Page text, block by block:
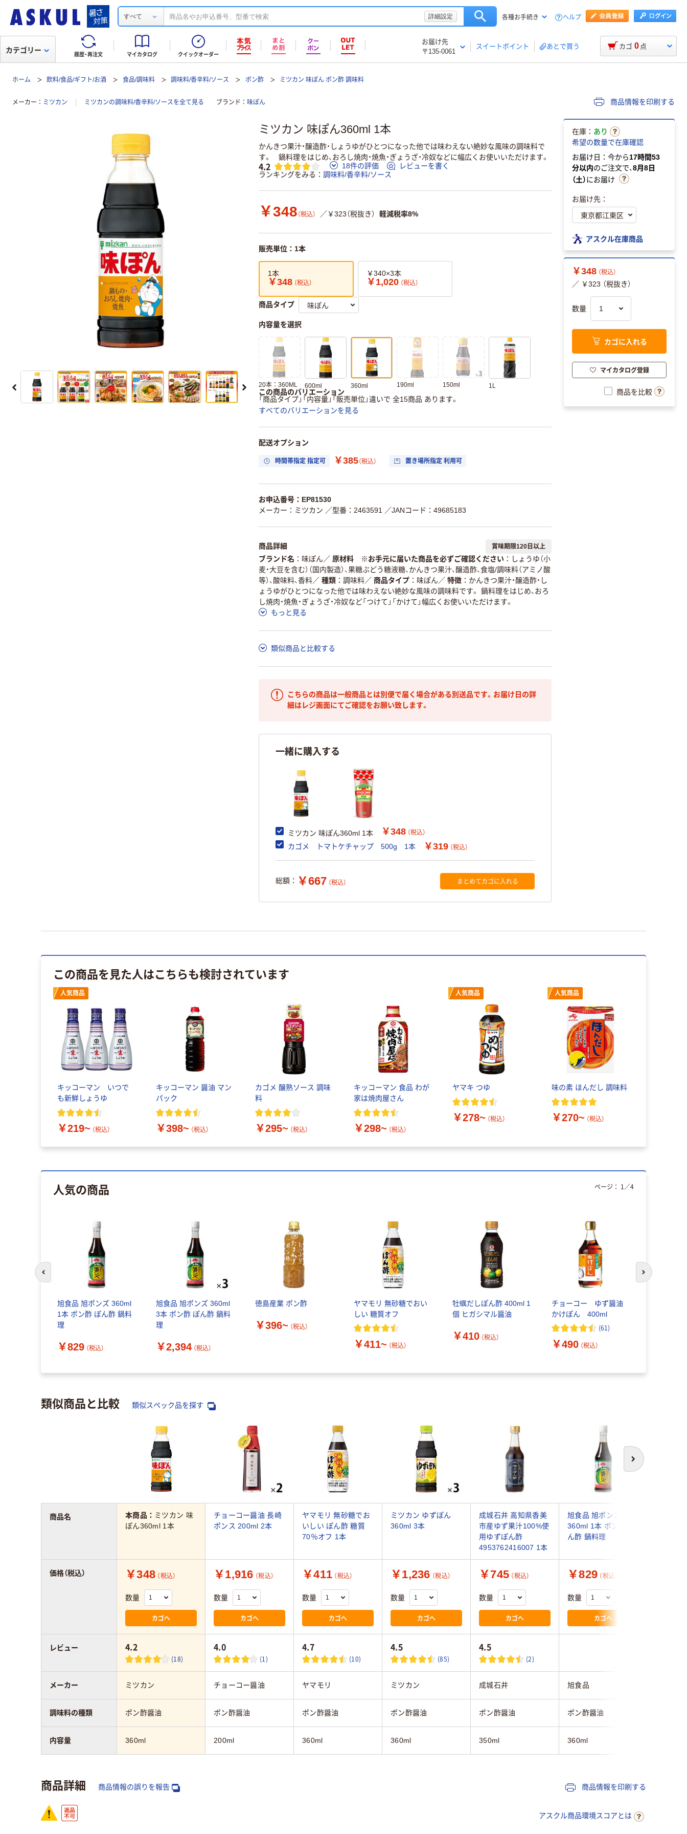
すべて 詳細設定 各種お手続き ヘルプ
履歴・再注文 マイカタログ クイックオーダー
お届け先
〒135-0061
スイートポイント あとで買う
カテゴリー カゴ 0 点
ホーム 飲料/食品/ギフト/お酒 食品/調味料 調味料/香辛料/ソース ポン酢 ミツカン 味ぽん ポン酢 調味料
メーカー ミツカン ミツカンの調味料/香辛料/ソースを全て見る ブランド 味ぽん 商品情報を印刷する
ミツカン 味ぽん360ml 1本
かんきつ果汁・醸造酢・しょうゆがひとつになった他では味わえない絶妙な風味の調味料で
す。 鍋料理をはじめ、おろし焼肉・焼魚・ぎょうざ・冷奴などに幅広くお使いいただけます。
4.2 18件の評価
レビューを書く
ランキングをみる
調味料/香辛料/ソース
￥348 （税込） ／￥323（税抜き） 軽減税率8%
販売単位：1本
1本
￥348 （税込）
￥340×3本
￥1,020 （税込）
商品タイプ
内容量を選択
20本：360ML 600ml 360ml 190ml 150ml 1L
この商品のバリエーション
「商品タイプ」「内容量」「販売単位」違いで 全15商品 あります。
すべてのバリエーションを見る
配送オプション
時間帯指定 指定可 ￥385（税込） 置き場所指定 利用可
お申込番号：EP81530
メーカー：ミツカン ／型番：2463591 ／JANコード：49685183
商品詳細 賞味期限120日以上
ブランド名 味ぽん／ 原材料 ※お手元に届いた商品を必ずご確認ください
しょうゆ（小
麦・大豆を含む）（国内製造）、果糖ぶどう糖液糖、かんきつ果汁、醸造酢、食塩/調味料（アミノ酸
等）、酸味料、香料／ 種類 調味料／ 商品タイプ 味ぽん／ 特徴
かんきつ果汁・醸造酢・し
ょうゆがひとつになった他では味わえない絶妙な風味の調味料です。 鍋料理をはじめ、おろ
し焼肉・焼魚・ぎょうざ・冷奴など「つけて」「かけて」幅広くお使いいただけます。
もっと見る
類似商品と比較する
こちらの商品は一般商品とは別便で届く場合がある別送品です。お届け日の詳
細はレジ画面にてご確認をお願い致します。
一緒に購入する
ミツカン 味ぽん360ml 1本 ￥348 （税込）
カゴメ トマトケチャップ 500g 1本 ￥319 （税込）
総額： ￥667 （税込） まとめてカゴに入れる
在庫： あり
希望の数量で在庫確認
お届け日：今から17時間53
分以内のご注文で、8月8日
（土）にお届け
お届け先：
アスクル在庫商品
￥348 （税込）
／ ￥323 （税抜き）
数量
カゴに入れる
マイカタログ登録
商品を比較
この商品を見た人はこちらも検討されています
人気商品
キッコーマン いつで
も新鮮しょうゆ
￥219~ （税込）
キッコーマン 醤油 マン
パック
￥398~ （税込）
カゴメ 醸熟ソース 調味
料
￥295~ （税込）
キッコーマン 食品 わが
家は焼肉屋さん
￥298~ （税込）
人気商品
ヤマキ つゆ
￥278~ （税込）
人気商品
味の素 ほんだし 調味料
￥270~ （税込）
人気の商品
旭食品 旭ポンズ 360ml
1本 ポン酢 ぽん酢 鍋料
理
￥829 （税込）
旭食品 旭ポンズ 360ml
3本 ポン酢 ぽん酢 鍋料
理
￥2,394 （税込）
徳島産業 ポン酢
￥396~ （税込）
ヤマモリ 無砂糖でおい
しい 糖質オフ
￥411~ （税込）
牡蠣だしぽん酢 400ml 1
個 ヒガシマル醤油
￥410 （税込）
チョーコー ゆず醤油
かけぽん 400ml
(61)
￥490 （税込）
ページ： 1 ／4
次のスライド
類似商品と比較 類似スペック品を探す
次へ
本商品： ミツカン 味
ぽん360ml 1本
チョーコー醤油 長崎
ポンス 200ml 2本
ヤマモリ 無砂糖でお
いしい ぽん酢 糖質
70％オフ 1本
ミツカン ゆずぽん
360ml 3本
成城石井 高知県香美
市産ゆず果汁100%使
用ゆずぽん酢
4953762416007 1本
旭食品 旭ポンズ
360ml 1本 ポン酢 ぽ
ん酢 鍋料理
￥348 （税込）
数量
カゴへ
￥1,916 （税込）
数量
カゴへ
￥411 （税込）
数量
カゴへ
￥1,236 （税込）
数量
カゴへ
￥745 （税込）
数量
カゴへ
￥829 （税込）
数量
カゴへ
4.2
(18)
4.0
(1)
4.7
(10)
4.5
(85)
4.5
(2)
ミツカン チョーコー醤油 ヤマモリ ミツカン 成城石井 旭食品
ポン酢醤油 ポン酢醤油 ポン酢醤油 ポン酢醤油 ポン酢醤油 ポン酢醤油
360ml 200ml 360ml 360ml 350ml 360ml
商品名
価格（税込）
レビュー
メーカー
調味料の種類
内容量
商品詳細 商品情報の誤りを報告 商品情報を印刷する
アスクル商品環境スコアとは